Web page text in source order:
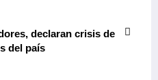
declaran crisis de
del país